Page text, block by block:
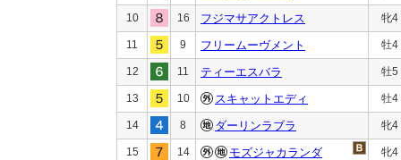
10 16 フジマサアクトレス 牝4
11 9 フリームーヴメント 牡4
12 11 ティーエスバラ 牡5
13 10 スキャットエディ 牡4
14 8 ダーリンラブラ 牝4
15 14 モズジャカランダ 牝4